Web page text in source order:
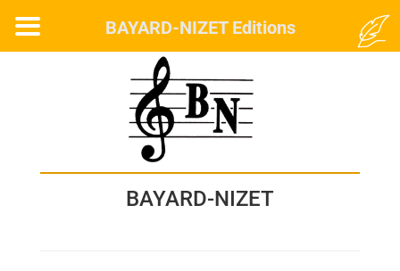
BAYARD-NIZET
BAYARD-NIZET Editions